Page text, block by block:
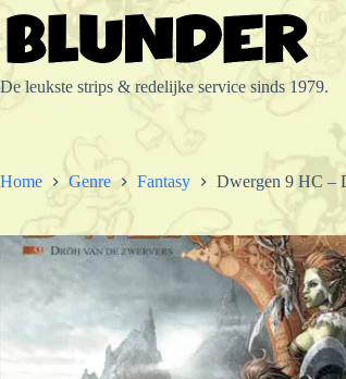
Ga
naar
inhoud
De leukste strips & redelijke service sinds 1979.
Home Genre Fantasy Dwergen 9 HC –